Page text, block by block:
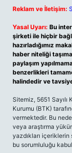
Reklam ve İletişim:
Yasal Uyarı: Bu
şirketi ile hiçbir
hazırladığımız
haber niteliği
paylaşım
benzerlikleri
halindedir ve
Sitemiz, 5651
Kurumu (BTK)
vermektedir. Bu
veya araştırma
yazdıkları
bu sorumluluğu